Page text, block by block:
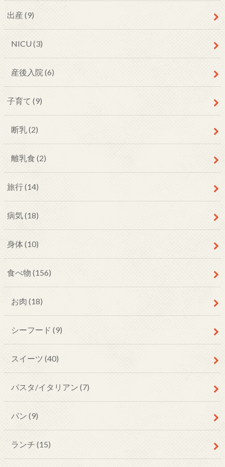
出産 (9)
NICU(3)
産後入院 (6)
子育て (9)
断乳 (2)
離乳食 (2)
旅行(14)
病気(18)
身体 (10)
食べ物 (156)
お肉 (18)
シーフード (9)
スイーツ (40)
パスタ/イタリアン (7)
パン (9)
ランチ (15)